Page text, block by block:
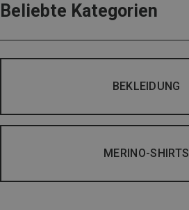
Beliebte Kategorien
BEKLEIDUNG
MERINO-SHIRTS